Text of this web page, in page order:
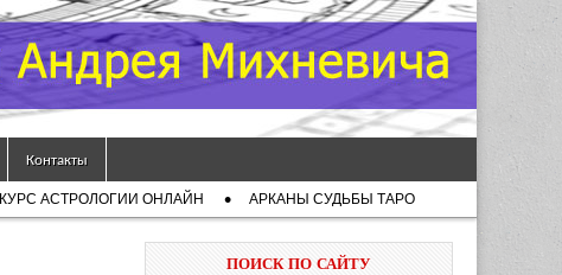
Контакты
КУРС АСТРОЛОГИИ ОНЛАЙН АРКАНЫ СУДЬБЫ ТАРО
ПОИСК ПО САЙТУ